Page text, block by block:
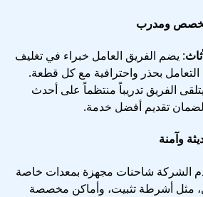
ومدرب
: يضم الفريق العامل خبراء في تغليف
بحذر واحترافية مع كل قطعة.
الفريق تدريباً منتظماً على أحدث
لضمان تقديم أفضل خدمة.
وآمنة
الشركة شاحنات مجهزة بمعدات خاصة
مثل أشرطة تثبيت، وأماكن مخصصة